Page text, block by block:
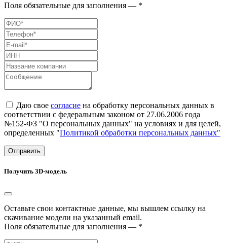
Поля обязательные для заполнения — *
Даю свое согласие на обработку персональных данных в
соответствии с федеральным законом от 27.06.2006 года
№152-ФЗ "О персональных данных" на условиях и для целей,
определенных "Политикой обработки персональных данных"
Отправить
Получить 3D-модель
Оставьте свои контактные данные, мы вышлем ссылку на
скачивание модели на указанный email.
Поля обязательные для заполнения — *